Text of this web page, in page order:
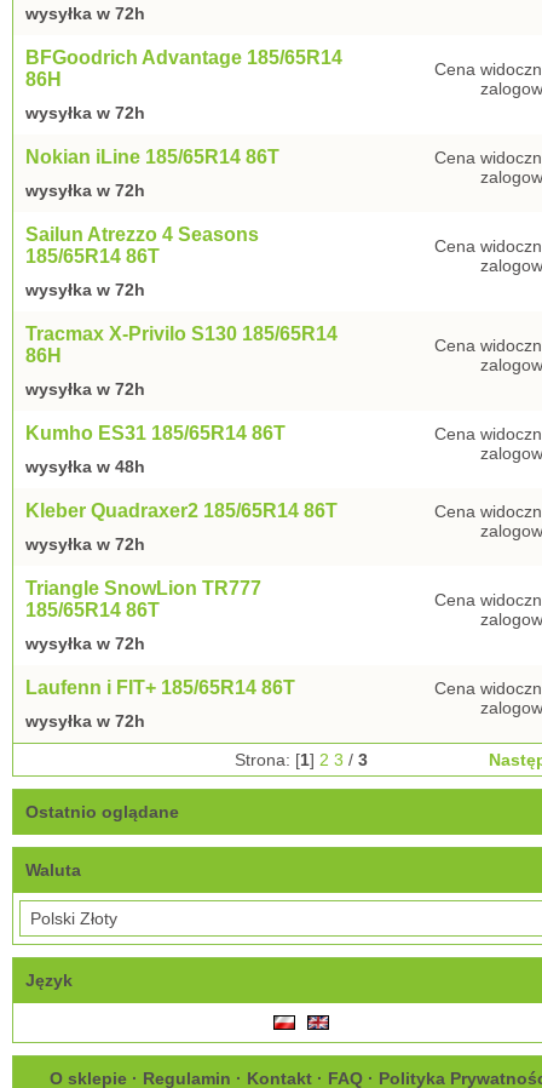
wysyłka w 72h
BFGoodrich Advantage 185/65R14
86H
wysyłka w 72h
Cena
Nokian iLine 185/65R14 86T
wysyłka w 72h
Cena
Sailun Atrezzo 4 Seasons
185/65R14 86T
wysyłka w 72h
Cena
Tracmax X-Privilo S130 185/65R14
86H
wysyłka w 72h
Cena
Kumho ES31 185/65R14 86T
wysyłka w 48h
Cena
Kleber Quadraxer2 185/65R14 86T
wysyłka w 72h
Cena
Triangle SnowLion TR777
185/65R14 86T
wysyłka w 72h
Cena
Laufenn i FIT+ 185/65R14 86T
wysyłka w 72h
Cena
Strona: [1] 2 3 / 3
Ostatnio oglądane
Waluta
Język
O sklepie · Regulamin · Kontakt · FAQ · Polityka